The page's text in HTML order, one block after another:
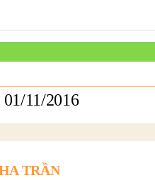
11/2016
TRẦN